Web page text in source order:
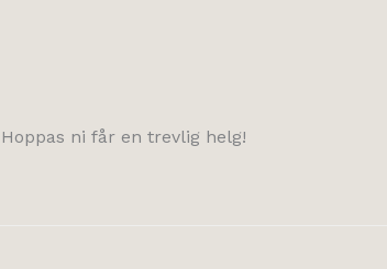
ni får en trevlig helg!